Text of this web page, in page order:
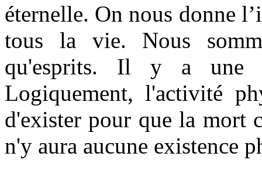
éternelle. On nous donne
tous la vie. Nous
qu'esprits. Il y a une
Logiquement, l'activité
d'exister pour que la mort
n'y aura aucune existence